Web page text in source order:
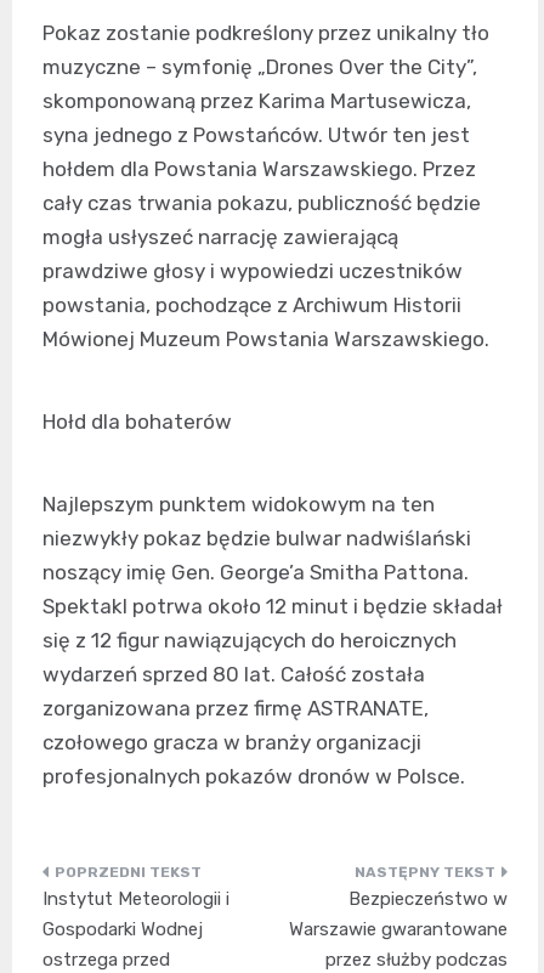
Pokaz zostanie podkreślony przez unikalny tło
muzyczne – symfonię „Drones Over the City”,
skomponowaną przez Karima Martusewicza,
syna jednego z Powstańców. Utwór ten jest
hołdem dla Powstania Warszawskiego. Przez
cały czas trwania pokazu, publiczność będzie
mogła usłyszeć narrację zawierającą
prawdziwe głosy i wypowiedzi uczestników
powstania, pochodzące z Archiwum Historii
Mówionej Muzeum Powstania Warszawskiego.
Hołd dla bohaterów
Najlepszym punktem widokowym na ten
niezwykły pokaz będzie bulwar nadwiślański
noszący imię Gen. George’a Smitha Pattona.
Spektakl potrwa około 12 minut i będzie składał
się z 12 figur nawiązujących do heroicznych
wydarzeń sprzed 80 lat. Całość została
zorganizowana przez firmę ASTRANATE,
czołowego gracza w branży organizacji
profesjonalnych pokazów dronów w Polsce.
Nawigacja
wpisu
Instytut Meteorologii i
Gospodarki Wodnej
ostrzega przed
Bezpieczeństwo w
Warszawie gwarantowane
przez służby podczas